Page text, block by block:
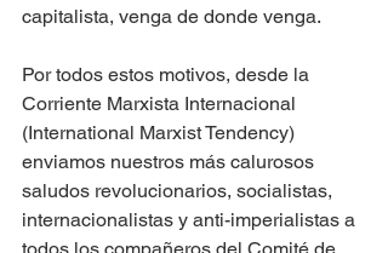
capitalista, venga de donde venga.
Por todos estos motivos, desde la
Corriente Marxista Internacional
(International Marxist Tendency)
enviamos nuestros más calurosos
saludos revolucionarios, socialistas,
internacionalistas y anti-imperialistas a